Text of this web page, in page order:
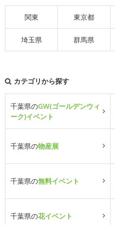
関東 東京都
埼玉県 群馬県
カテゴリから探す
千葉県のGW(ゴールデンウィ
ーク)イベント
千葉県の物産展
千葉県の無料イベント
千葉県の花イベント